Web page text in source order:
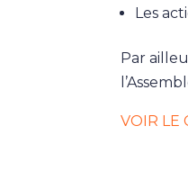
Les
Par
VOIR LE